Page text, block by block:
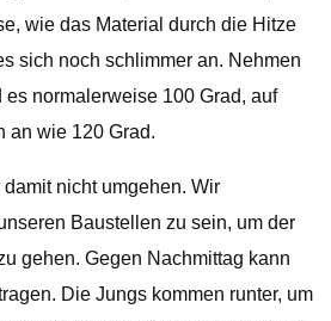
wie das Material durch die Hitze
sich noch schlimmer an. Nehmen
normalerweise 100 Grad, auf
an wie 120 Grad.
nicht umgehen. Wir
Baustellen zu sein, um der
gehen. Gegen Nachmittag kann
Die Jungs kommen runter, um